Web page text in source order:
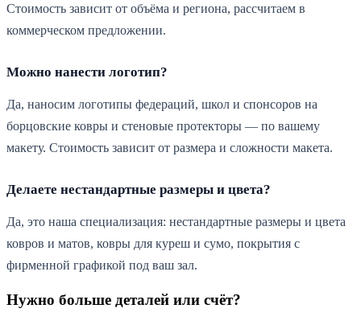
Стоимость зависит от объёма и региона, рассчитаем в
коммерческом предложении.
Можно нанести логотип?
Да, наносим логотипы федераций, школ и спонсоров на
борцовские ковры и стеновые протекторы — по вашему
макету. Стоимость зависит от размера и сложности макета.
Делаете нестандартные размеры и цвета?
Да, это наша специализация: нестандартные размеры и цвета
ковров и матов, ковры для куреш и сумо, покрытия с
фирменной графикой под ваш зал.
Нужно больше деталей или счёт?